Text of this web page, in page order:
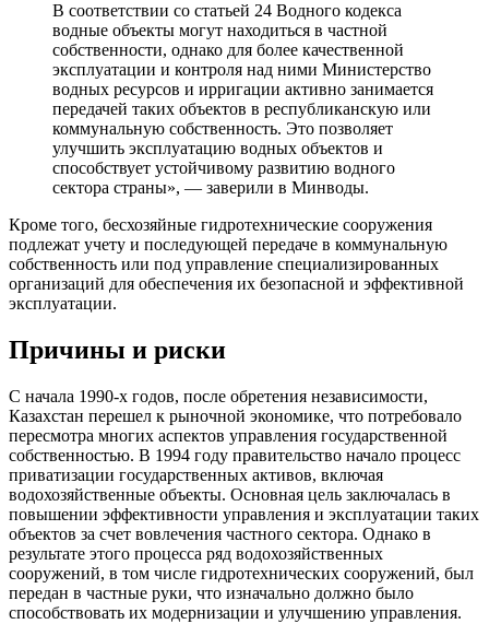
В соответствии со статьей 24 Водного кодекса
водные объекты могут находиться в частной
собственности, однако для более качественной
эксплуатации и контроля над ними Министерство
водных ресурсов и ирригации активно занимается
передачей таких объектов в республиканскую или
коммунальную собственность. Это позволяет
улучшить эксплуатацию водных объектов и
способствует устойчивому развитию водного
сектора страны», — заверили в Минводы.
Кроме того, бесхозяйные гидротехнические сооружения
подлежат учету и последующей передаче в коммунальную
собственность или под управление специализированных
организаций для обеспечения их безопасной и эффективной
эксплуатации.
Причины и риски
С начала 1990-х годов, после обретения независимости,
Казахстан перешел к рыночной экономике, что потребовало
пересмотра многих аспектов управления государственной
собственностью. В 1994 году правительство начало процесс
приватизации государственных активов, включая
водохозяйственные объекты. Основная цель заключалась в
повышении эффективности управления и эксплуатации таких
объектов за счет вовлечения частного сектора. Однако в
результате этого процесса ряд водохозяйственных
сооружений, в том числе гидротехнических сооружений, был
передан в частные руки, что изначально должно было
способствовать их модернизации и улучшению управления.